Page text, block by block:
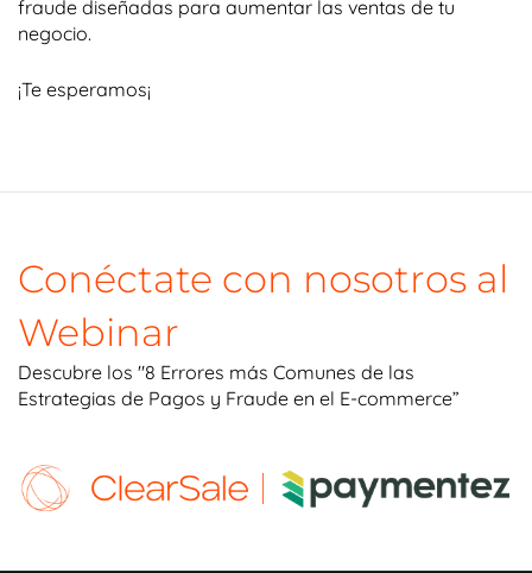
fraude diseñadas para aumentar las ventas de tu
negocio.
¡Te esperamos¡
Conéctate con nosotros al
Webinar
Descubre los "8 Errores más Comunes de las
Estrategias de Pagos y Fraude en el E-commerce”